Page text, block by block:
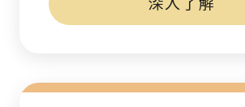
深入了解